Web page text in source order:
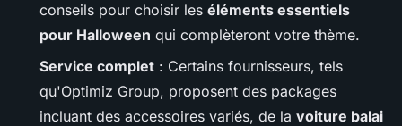
conseils pour choisir les éléments essentiels
pour Halloween qui complèteront votre thème.
Service complet : Certains fournisseurs, tels
qu'Optimiz Group, proposent des packages
incluant des accessoires variés, de la voiture balai